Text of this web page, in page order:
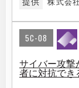
株式会
5C-08
サイバー攻撃
者に対抗でき